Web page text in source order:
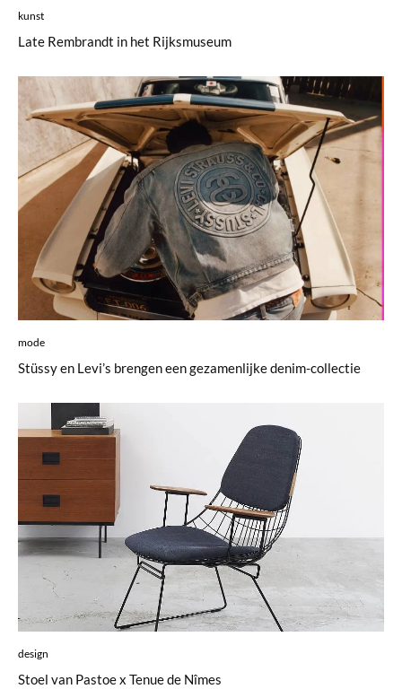
kunst
Late Rembrandt in het Rijksmuseum
mode
Stüssy en Levi’s brengen een gezamenlijke denim-collectie
design
Stoel van Pastoe x Tenue de Nîmes